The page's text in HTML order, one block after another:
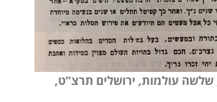
שלשה עולמות, ירושלים תרצ”ט,